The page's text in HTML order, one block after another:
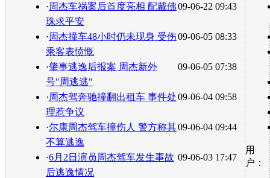
09-06-22 09:43
·周杰车祸案后首度亮相 配戴佛
珠求平安
09-06-05 08:33
·周杰撞车48小时仍未现身 受伤
乘客表愤慨
09-06-05 07:38
·肇事逃逸后报案 周杰新外
号"周逃逃"
09-06-04 09:58
·周杰驾奔驰撞翻出租车 事件处
理惹争议
09-06-04 09:44
·尔康周杰驾车撞伤人 警方称其
不算逃逸
09-06-03 17:47
·6月2日演员周杰驾车发生事故
后逃逸情况
用
户：